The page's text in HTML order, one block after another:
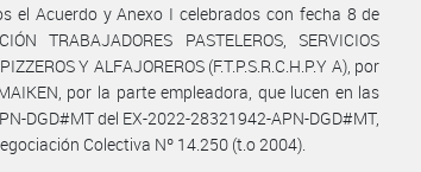
el Acuerdo y Anexo I celebrados con fecha 8 de
TRABAJADORES PASTELEROS, SERVICIOS
Y ALFAJOREROS (F.T.P.S.R.C.H.P.Y A), por
por la parte empleadora, que lucen en las
DGD#MT del EX-2022-28321942-APN-DGD#MT,
Colectiva Nº 14.250 (t.o 2004).